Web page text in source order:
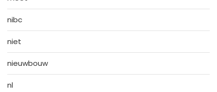
nibc
niet
nieuwbouw
nl